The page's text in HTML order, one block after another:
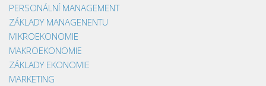
PERSONÁLNÍ MANAGEMENT
ZÁKLADY MANAGENENTU
MIKROEKONOMIE
MAKROEKONOMIE
ZÁKLADY EKONOMIE
MARKETING